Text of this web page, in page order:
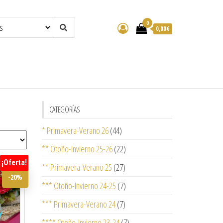
0
0,00€
¡Oferta!
-20%
CATEGORÍAS
* Primavera-Verano 26(44)
** Otoño-Invierno 25-26(22)
** Primavera-Verano 25 (27)
*** Otoño-Invierno 24-25 (7)
*** Primavera-Verano 24(7)